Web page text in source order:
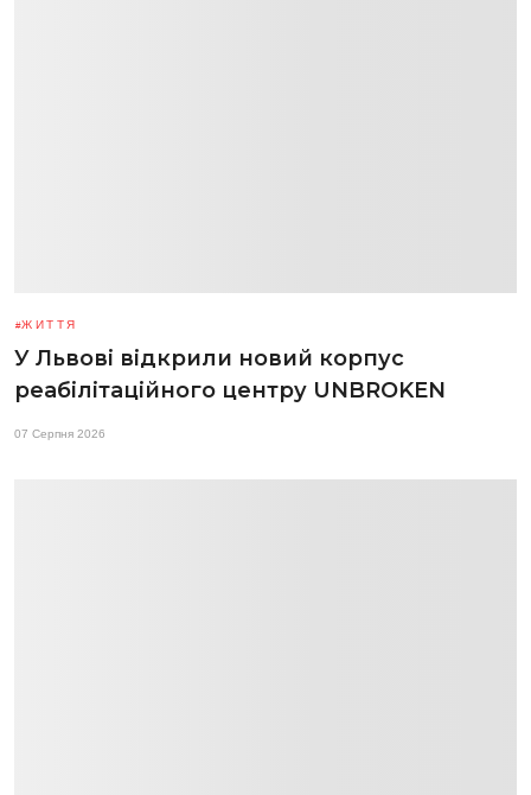
ЖИТТЯ
У Львові відкрили новий корпус
реабілітаційного центру UNBROKEN
07 Серпня 2026